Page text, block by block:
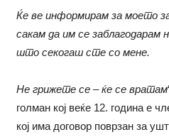
Ќе ве информирам за моето
сакам да им се заблагодарам
што секогаш сте со мене.
Не грижете се – ќе се вратам
голман кој веќе 12. година е
кој има договор поврзан за